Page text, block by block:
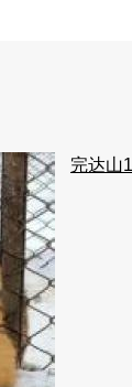
完达山